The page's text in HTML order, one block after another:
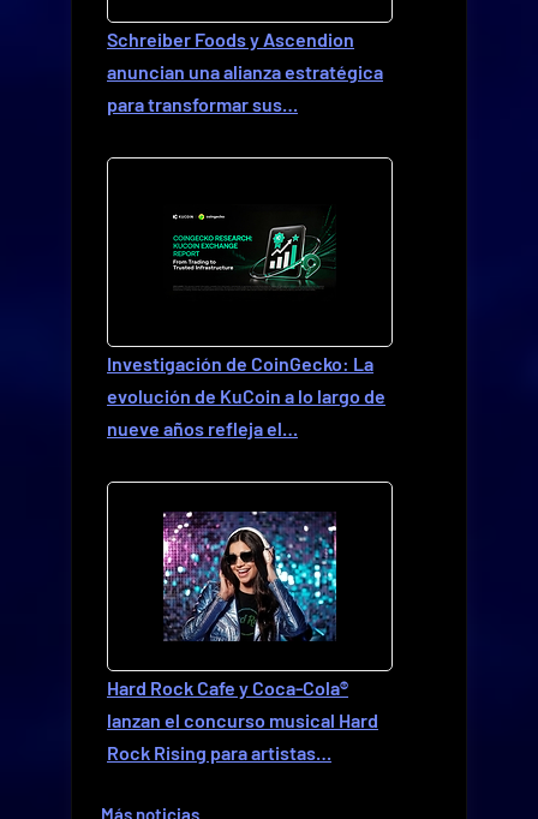
Schreiber Foods y Ascendion
anuncian una alianza estratégica
para transformar sus…
Investigación de CoinGecko: La
evolución de KuCoin a lo largo de
nueve años refleja el…
Hard Rock Cafe y Coca-Cola®
lanzan el concurso musical Hard
Rock Rising para artistas…
Más noticias